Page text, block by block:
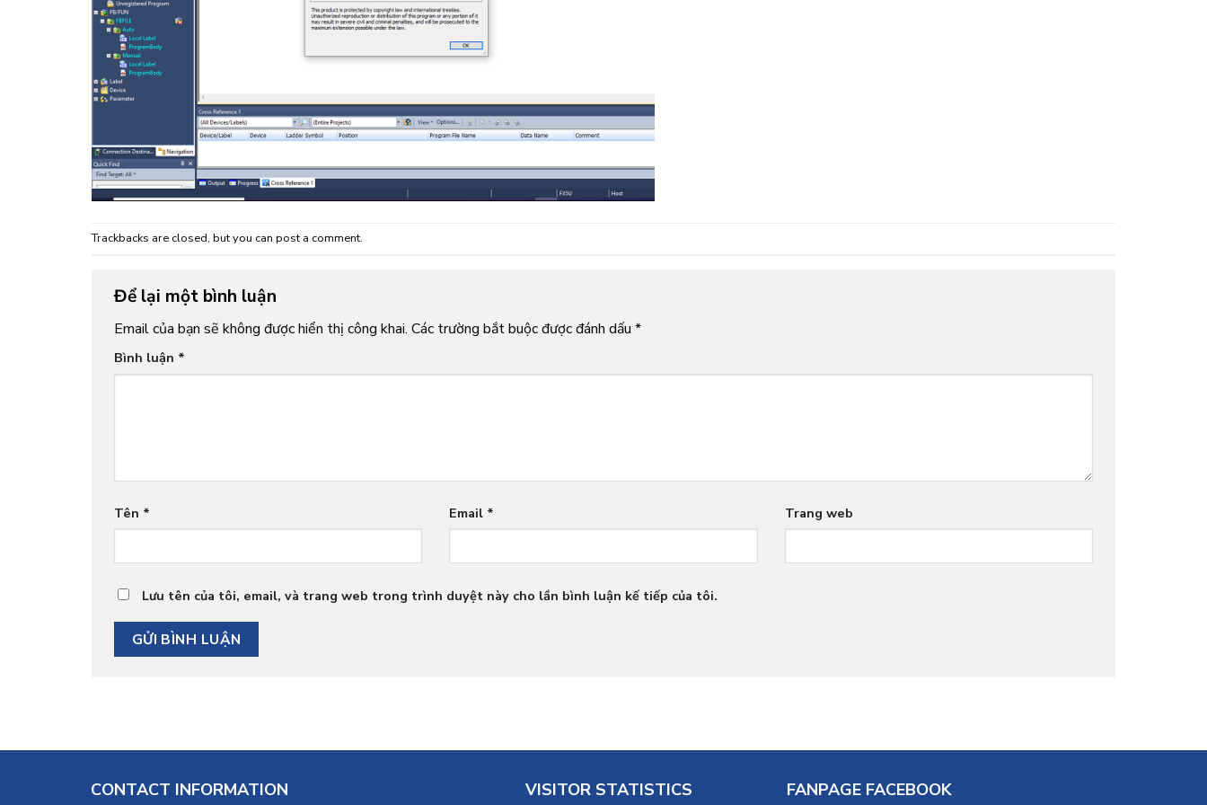
Trackbacks are closed, but you can post a comment.
Để lại một bình luận
Email của bạn sẽ không được hiển thị công khai. Các trường bắt buộc được đánh dấu *
Bình luận *
Tên * Email * Trang web
Lưu tên của tôi, email, và trang web trong trình duyệt này cho lần bình luận kế tiếp của tôi.
CONTACT INFORMATION VISITOR STATISTICS FANPAGE FACEBOOK